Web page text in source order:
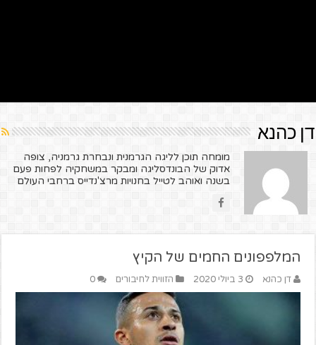
דן כהנא
מומחה תוכן לליגה הגרמנית ונבחרת גרמניה, צופה
אדוק של הבונדסליגה ומבקר במשחקיה לפחות פעם
בשנה ואוהב לטייל בחנויות מרצ'נדייס ברחבי העולם
המלפפונים החמים של הקיץ
דן כהנא 3 ביולי 2020 הזווית לחיבורים 0